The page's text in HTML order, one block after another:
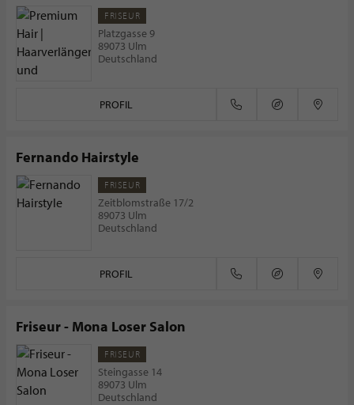
Zweithaarpraxis - Perücken - Hair Weaving -
Haarteile
FRISEUR
Platzgasse 9
89073 Ulm
Deutschland
PROFIL
Fernando Hairstyle
FRISEUR
Zeitblomstraße 17/2
89073 Ulm
Deutschland
PROFIL
Friseur - Mona Loser Salon
FRISEUR
Steingasse 14
89073 Ulm
Deutschland